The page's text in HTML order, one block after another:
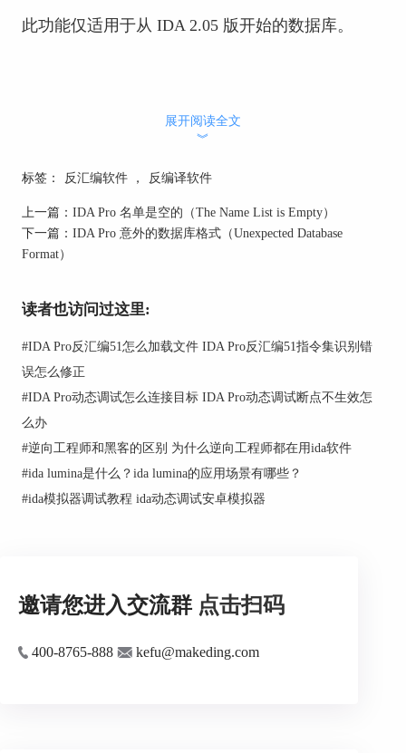
此功能仅适用于从 IDA 2.05 版开始的数据库。
展开阅读全文
︾
标签： 反汇编软件 ， 反编译软件
上一篇： IDA Pro 名单是空的（The Name List is Empty）
下一篇： IDA Pro 意外的数据库格式（Unexpected Database
Format）
读者也访问过这里:
#IDA Pro反汇编51怎么加载文件 IDA Pro反汇编51指令集识别错
误怎么修正
#IDA Pro动态调试怎么连接目标 IDA Pro动态调试断点不生效怎
么办
#逆向工程师和黑客的区别 为什么逆向工程师都在用ida软件
#ida lumina是什么？ida lumina的应用场景有哪些？
#ida模拟器调试教程 ida动态调试安卓模拟器
邀请您进入交流群 点击扫码
400-8765-888 kefu@makeding.com